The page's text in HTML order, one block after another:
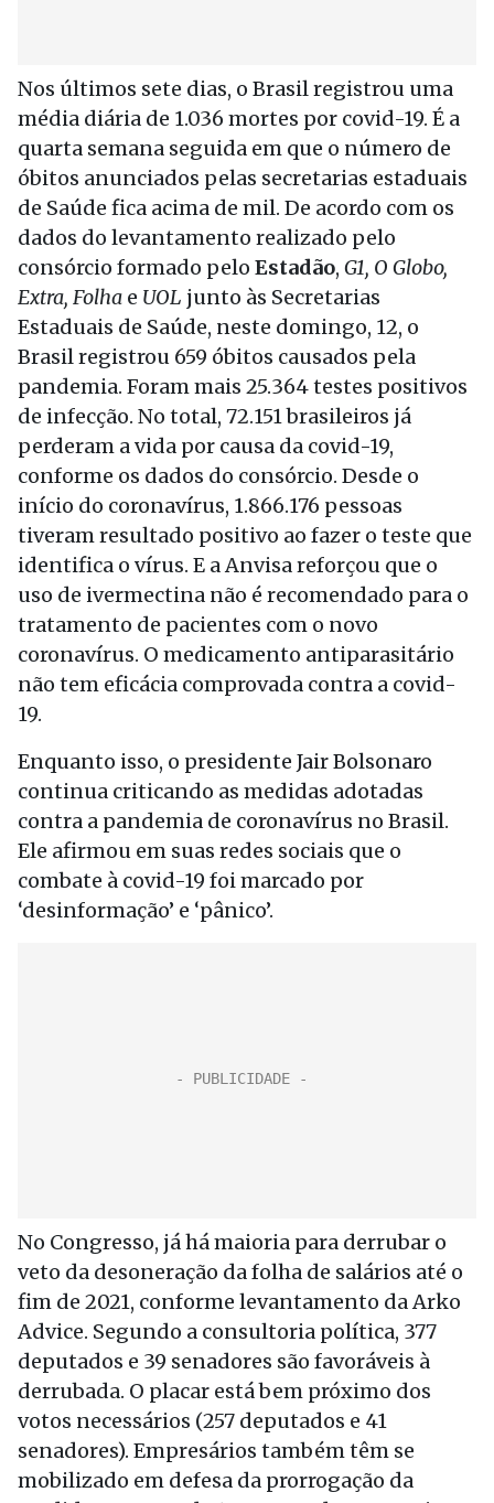
Nos últimos sete dias, o Brasil registrou uma
média diária de 1.036 mortes por covid-19. É a
quarta semana seguida em que o número de
óbitos anunciados pelas secretarias estaduais
de Saúde fica acima de mil. De acordo com os
dados do levantamento realizado pelo
consórcio formado pelo Estadão, G1, O Globo,
Extra, Folha e UOL junto às Secretarias
Estaduais de Saúde, neste domingo, 12, o
Brasil registrou 659 óbitos causados pela
pandemia. Foram mais 25.364 testes positivos
de infecção. No total, 72.151 brasileiros já
perderam a vida por causa da covid-19,
conforme os dados do consórcio. Desde o
início do coronavírus, 1.866.176 pessoas
tiveram resultado positivo ao fazer o teste que
identifica o vírus. E a Anvisa reforçou que o
uso de ivermectina não é recomendado para o
tratamento de pacientes com o novo
coronavírus. O medicamento antiparasitário
não tem eficácia comprovada contra a covid-
19.
Enquanto isso, o presidente Jair Bolsonaro
continua criticando as medidas adotadas
contra a pandemia de coronavírus no Brasil.
Ele afirmou em suas redes sociais que o
combate à covid-19 foi marcado por
‘desinformação’ e ‘pânico’.
No Congresso, já há maioria para derrubar o
veto da desoneração da folha de salários até o
fim de 2021, conforme levantamento da Arko
Advice. Segundo a consultoria política, 377
deputados e 39 senadores são favoráveis à
derrubada. O placar está bem próximo dos
votos necessários (257 deputados e 41
senadores). Empresários também têm se
mobilizado em defesa da prorrogação da